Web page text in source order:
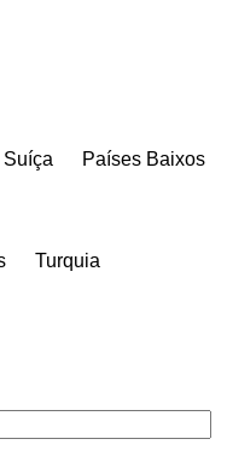
Suíça
Países Baixos
Turquia